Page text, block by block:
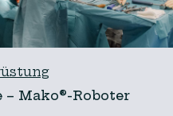
Mako®-Roboter